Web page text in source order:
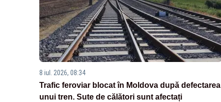
8 iul. 2026, 08:34
Trafic feroviar blocat în Moldova după defectarea
unui tren. Sute de călători sunt afectați